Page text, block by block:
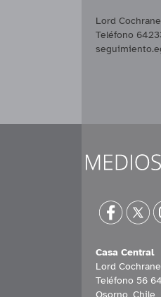
Lord
Teléfono
Casa Central
Lord
Teléfono 56